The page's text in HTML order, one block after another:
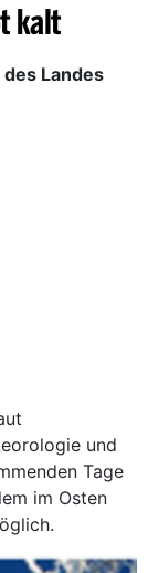
kalt
Landes
und
Tage
im Osten